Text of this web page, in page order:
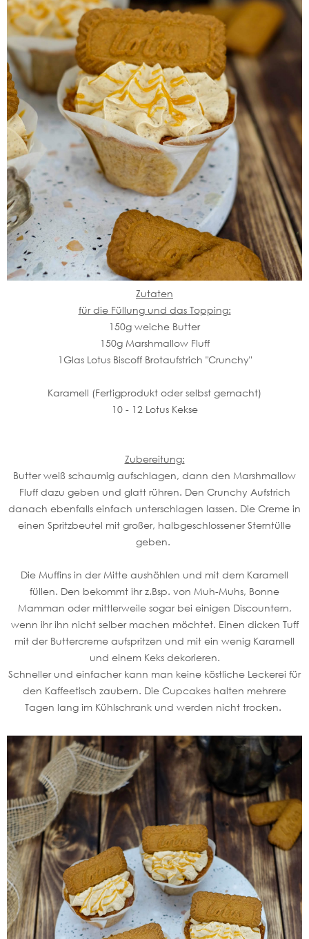
Zutaten
für die Füllung und das Topping:
150g weiche Butter
150g Marshmallow Fluff
1Glas Lotus Biscoff Brotaufstrich "Crunchy"
Karamell (Fertigprodukt oder selbst gemacht)
10 - 12 Lotus Kekse
Zubereitung:
Butter weiß schaumig aufschlagen, dann den Marshmallow
Fluff dazu geben und glatt rühren. Den Crunchy Aufstrich
danach ebenfalls einfach unterschlagen lassen. Die Creme in
einen Spritzbeutel mit großer, halbgeschlossener Sterntülle
geben.
Die Muffins in der Mitte aushöhlen und mit dem Karamell
füllen. Den bekommt ihr z.Bsp. von Muh-Muhs, Bonne
Mamman oder mittlerweile sogar bei einigen Discountern,
wenn ihr ihn nicht selber machen möchtet. Einen dicken Tuff
mit der Buttercreme aufspritzen und mit ein wenig Karamell
und einem Keks dekorieren.
Schneller und einfacher kann man keine köstliche Leckerei für
den Kaffeetisch zaubern. Die Cupcakes halten mehrere
Tagen lang im Kühlschrank und werden nicht trocken.